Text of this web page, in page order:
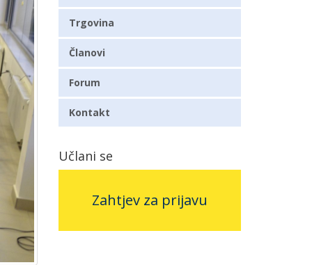
Trgovina
Članovi
Forum
Kontakt
Učlani se
Zahtjev za prijavu